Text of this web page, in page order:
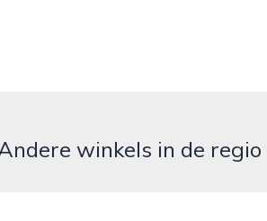
winkels in de regio